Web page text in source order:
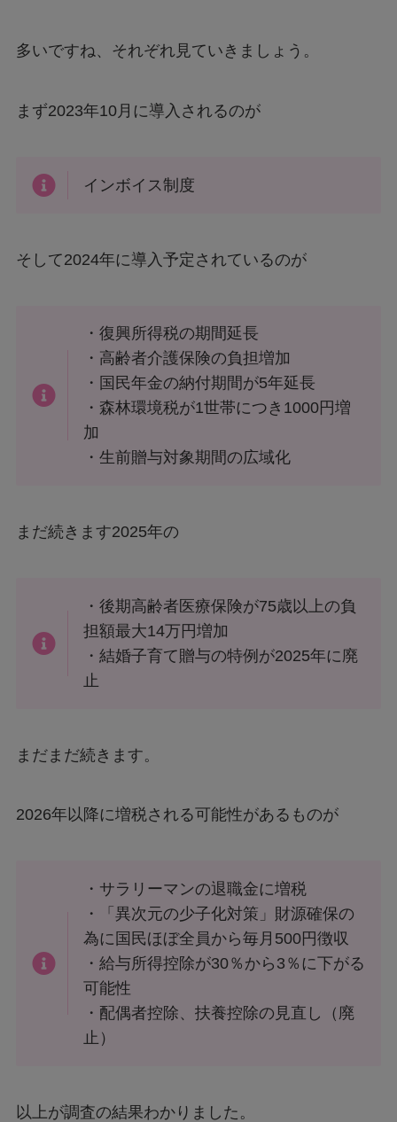
多いですね、それぞれ見ていきましょう。
まず2023年10月に導入されるのが
インボイス制度
そして2024年に導入予定されているのが
・復興所得税の期間延長
・高齢者介護保険の負担増加
・国民年金の納付期間が5年延長
・森林環境税が1世帯につき1000円増
加
・生前贈与対象期間の広域化
まだ続きます2025年の
・後期高齢者医療保険が75歳以上の負
担額最大14万円増加
・結婚子育て贈与の特例が2025年に廃
止
まだまだ続きます。
2026年以降に増税される可能性があるものが
・サラリーマンの退職金に増税
・「異次元の少子化対策」財源確保の
為に国民ほぼ全員から毎月500円徴収
・給与所得控除が30％から3％に下がる
可能性
・配偶者控除、扶養控除の見直し（廃
止）
以上が調査の結果わかりました。